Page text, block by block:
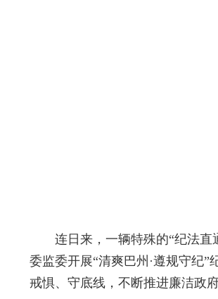
连日来，一辆特殊的“纪法直通
委监委开展“清爽巴州·遵规守纪
戒惧、守底线，不断推进廉洁政